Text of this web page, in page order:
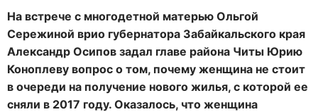
На встрече с многодетной матерью Ольгой
Сережиной врио губернатора Забайкальского края
Александр Осипов задал главе района Читы Юрию
Коноплеву вопрос о том, почему женщина не стоит
в очереди на получение нового жилья, с которой ее
сняли в 2017 году. Оказалось, что женщина